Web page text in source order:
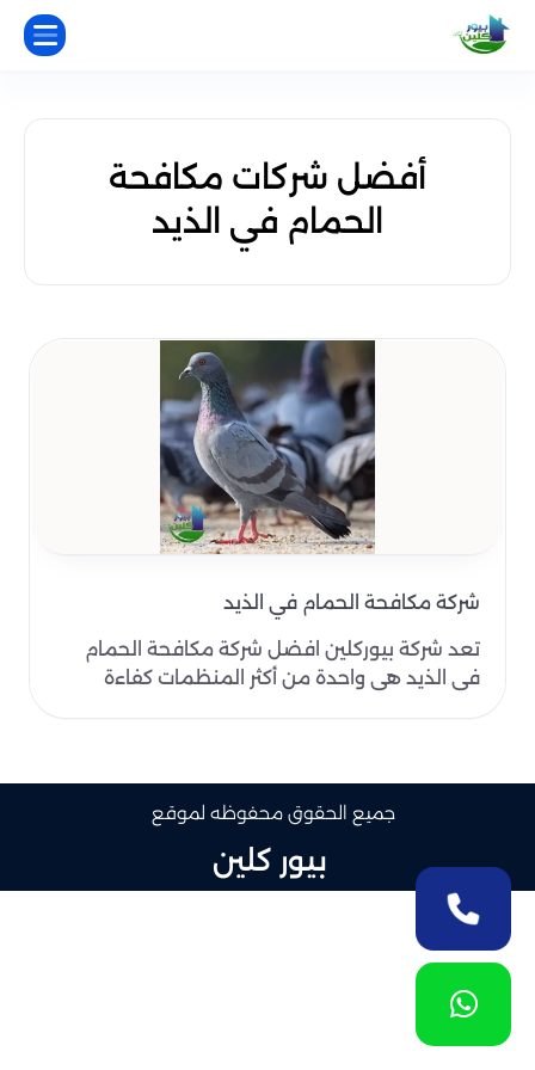
أفضل شركات مكافحة
الحمام في الذيد
شركة مكافحة الحمام في الذيد
تعد شركة بيوركلين افضل شركة مكافحة الحمام
في الذيد هي واحدة من أكثر المنظمات كفاءة
جميع الحقوق محفوظه لموقع
بيور كلين